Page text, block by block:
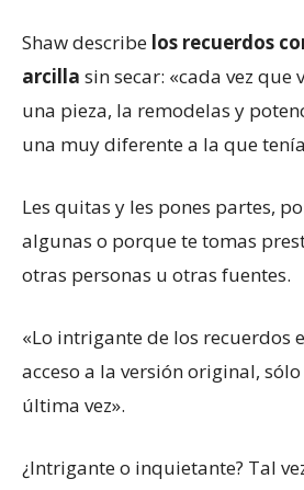
Shaw describe los recuerdos
arcilla sin secar: «cada vez que
una pieza, la remodelas y
una muy diferente a la que
Les quitas y les pones partes,
algunas o porque te tomas
otras personas u otras fuentes.
«Lo intrigante de los recuerdos
acceso a la versión original,
última vez».
¿Intrigante o inquietante? Tal